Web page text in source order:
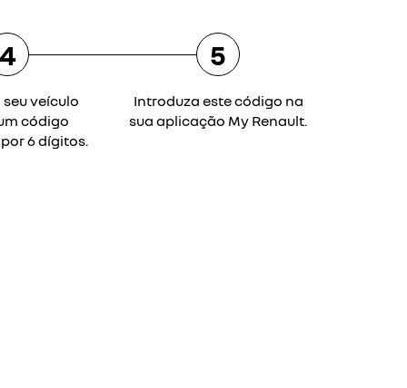
4
veículo
código
6 dígitos.
5
Introduza este código na
sua aplicação My Renault.